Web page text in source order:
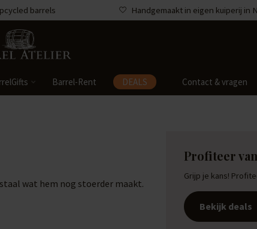
barrels Handgemaakt in eigen kuiperij in
Barrel-Rent DEALS Contact & vragen
wat hem nog stoerder maakt.
Profiteer
Grijp je kans!
Bekijk deals